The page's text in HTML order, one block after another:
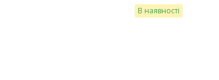
В наявності